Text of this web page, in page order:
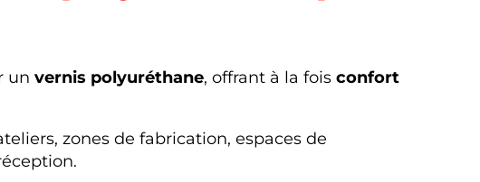
unvernis polyuréthane, offrant à la foisconfort
zones de fabrication, espaces de